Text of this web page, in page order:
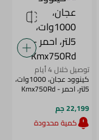
توصيل خلال 4 أيام
كينوود عجان، 1000وات،
5لتر، احمر - Kmx750Rd
22,199 جم
كمية محدودة